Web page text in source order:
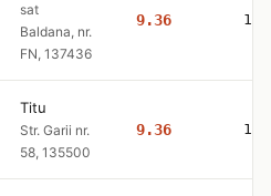
sat
Baldana, nr.
FN, 137436
9.36
Titu
Str. Garii nr.
58, 135500
9.36